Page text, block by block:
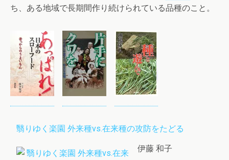
ち、ある地域で長期間作り続けられている品種のこと。
翳りゆく楽園 外来種vs.在来種の攻防をたどる
伊藤 和子